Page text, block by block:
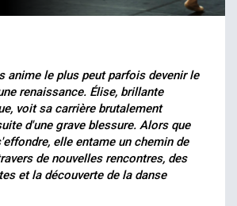
anime le plus peut parfois devenir le
renaissance. Élise, brillante
voit sa carrière brutalement
d'une grave blessure. Alors que
elle entame un chemin de
de nouvelles rencontres, des
et la découverte de la danse